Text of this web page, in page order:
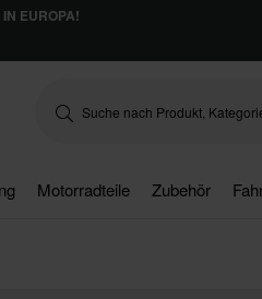
EUROPA!
Motorradteile Zubehör